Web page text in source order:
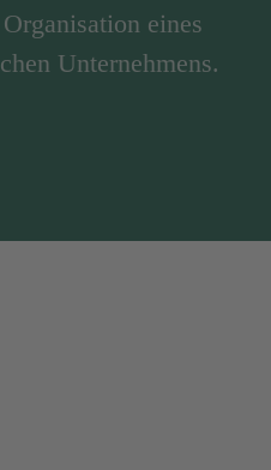
eines
Unternehmens.